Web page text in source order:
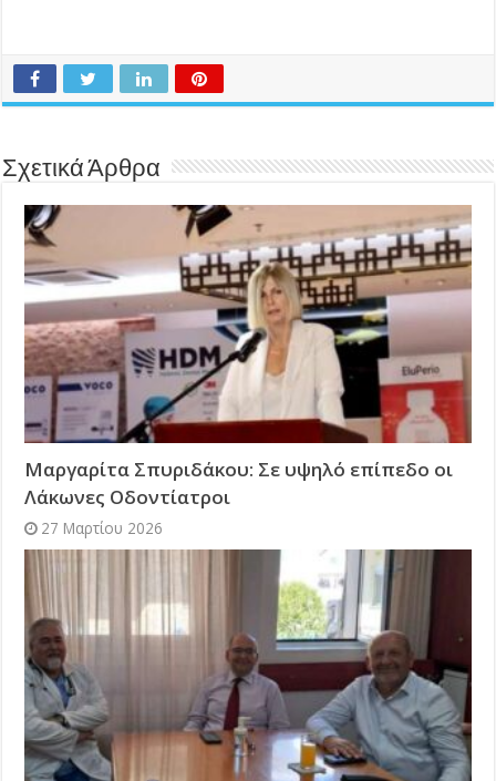
Σχετικά Άρθρα
Μαργαρίτα Σπυριδάκου: Σε υψηλό επίπεδο οι
Λάκωνες Οδοντίατροι
27 Μαρτίου 2026